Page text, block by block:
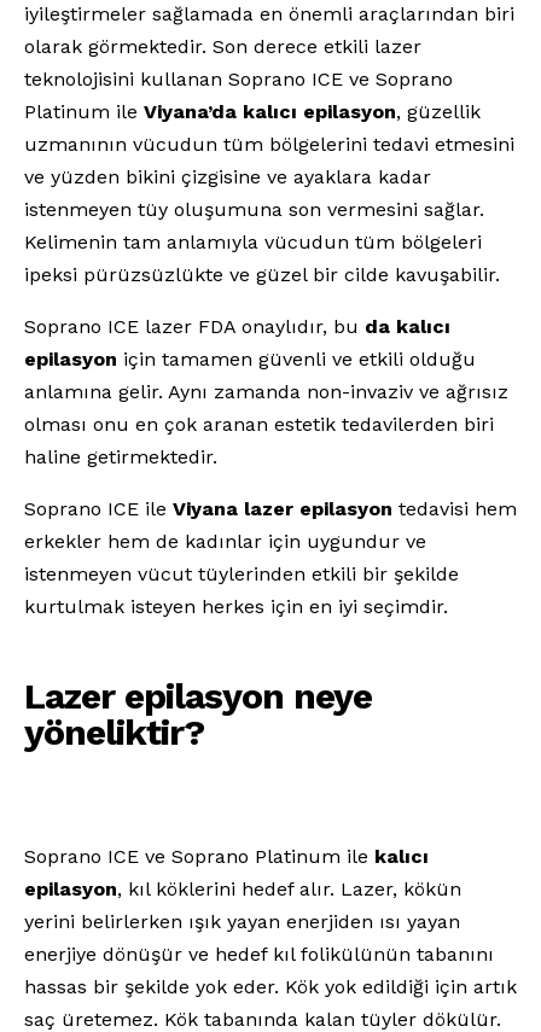
iyileştirmeler sağlamada en önemli araçlarından biri
olarak görmektedir. Son derece etkili lazer
teknolojisini kullanan Soprano ICE ve Soprano
Platinum ile Viyana’da kalıcı epilasyon, güzellik
uzmanının vücudun tüm bölgelerini tedavi etmesini
ve yüzden bikini çizgisine ve ayaklara kadar
istenmeyen tüy oluşumuna son vermesini sağlar.
Kelimenin tam anlamıyla vücudun tüm bölgeleri
ipeksi pürüzsüzlükte ve güzel bir cilde kavuşabilir.
Soprano ICE lazer FDA onaylıdır, bu da kalıcı
epilasyon için tamamen güvenli ve etkili olduğu
anlamına gelir. Aynı zamanda non-invaziv ve ağrısız
olması onu en çok aranan estetik tedavilerden biri
haline getirmektedir.
Soprano ICE ile Viyana lazer epilasyon tedavisi hem
erkekler hem de kadınlar için uygundur ve
istenmeyen vücut tüylerinden etkili bir şekilde
kurtulmak isteyen herkes için en iyi seçimdir.
Lazer epilasyon neye
yöneliktir?
Soprano ICE ve Soprano Platinum ile kalıcı
epilasyon, kıl köklerini hedef alır. Lazer, kökün
yerini belirlerken ışık yayan enerjiden ısı yayan
enerjiye dönüşür ve hedef kıl folikülünün tabanını
hassas bir şekilde yok eder. Kök yok edildiği için artık
saç üretemez. Kök tabanında kalan tüyler dökülür.